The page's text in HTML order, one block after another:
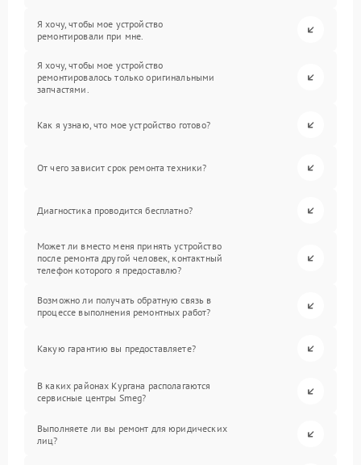
Я хочу, чтобы мое устройство
ремонтировали при мне.
Я хочу, чтобы мое устройство
ремонтировалось только оригинальными
запчастями.
Как я узнаю, что мое устройство готово?
От чего зависит срок ремонта техники?
Диагностика проводится бесплатно?
Может ли вместо меня принять устройство
после ремонта другой человек, контактный
телефон которого я предоставлю?
Возможно ли получать обратную связь в
процессе выполнения ремонтных работ?
Какую гарантию вы предоставляете?
В каких районах Кургана располагаются
сервисные центры Smeg?
Выполняете ли вы ремонт для юридических
лиц?